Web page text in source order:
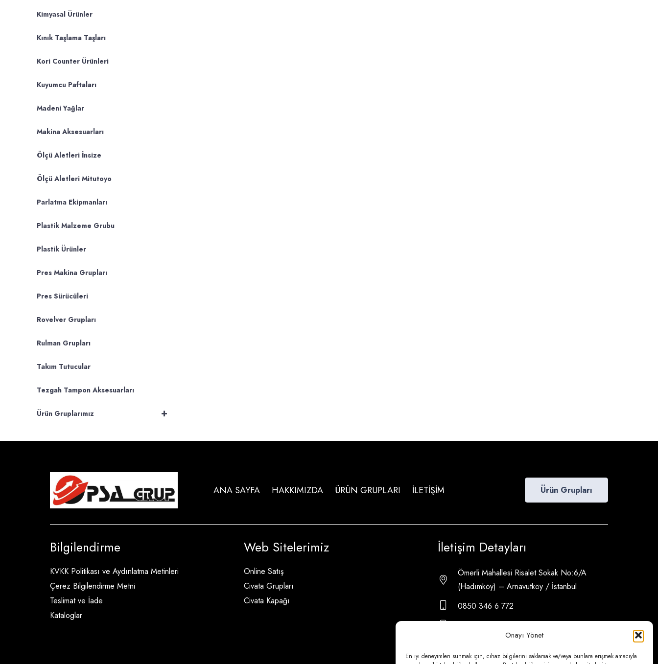
Onayı Yönet
En iyi deneyimleri sunmak için, cihaz bilgilerini saklamak ve/veya bunlara erişmek amacıyla
Kimyasal Ürünler
Kınık Taşlama Taşları
Kori Counter Ürünleri
Kuyumcu Paftaları
Madeni Yağlar
Makina Aksesuarları
Ölçü Aletleri İnsize
Ölçü Aletleri Mitutoyo
Parlatma Ekipmanları
Plastik Malzeme Grubu
Plastik Ürünler
Pres Makina Grupları
Pres Sürücüleri
Rovelver Grupları
Rulman Grupları
Takım Tutucular
Tezgah Tampon Aksesuarları
+
Ürün Gruplarımız
ANA SAYFA HAKKIMIZDA ÜRÜN GRUPLARI İLETİŞİM Ürün Grupları
Bilgilendirme
KVKK Politikası ve Aydınlatma Metinleri
Çerez Bilgilendirme Metni
Teslimat ve İade
Kataloglar
Web Sitelerimiz
Online Satış
Civata Grupları
Civata Kapağı
İletişim Detayları
Ömerli Mahallesi Risalet Sokak No:6/A
(Hadımköy) – Arnavutköy / İstanbul
0850 346 6 772